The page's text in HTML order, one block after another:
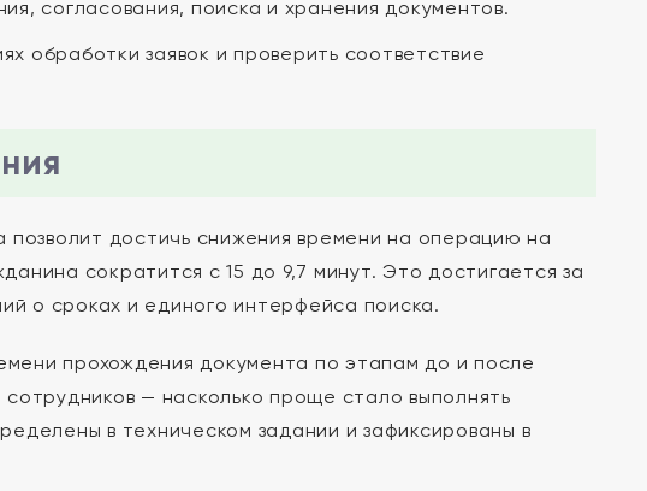
согласования, поиска и хранения документов.
обработки заявок и проверить соответствие
достичь снижения времени на операцию на
сократится с 15 до 9,7 минут. Это достигается за
о сроках и единого интерфейса поиска.
прохождения документа по этапам до и после
— насколько проще стало выполнять
в техническом задании и зафиксированы в